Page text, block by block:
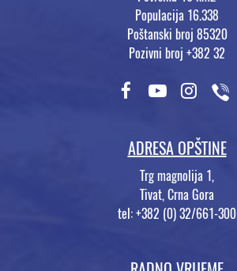
Populacija 16.338
Poštanski broj 85320
Pozivni broj +382 32
ADRESA OPŠTINE
Trg magnolija 1,
Tivat, Crna Gora
tel: +382 (0) 32/661-300